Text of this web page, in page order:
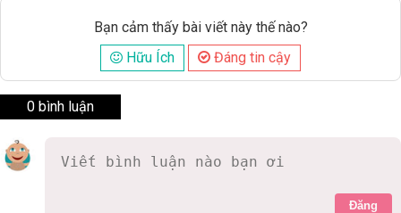
Bạn cảm thấy bài viết này thế nào?
Hữu Ích
Đáng tin cậy
0 bình luận
Đăng